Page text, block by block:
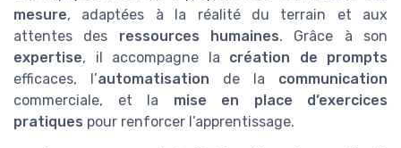
mesure, adaptées à la réalité du terrain et aux
attentes des ressources humaines. Grâce à son
expertise, il accompagne la création de prompts
efficaces, l’automatisation de la communication
commerciale, et la mise en place d’exercices
pratiques pour renforcer l’apprentissage.